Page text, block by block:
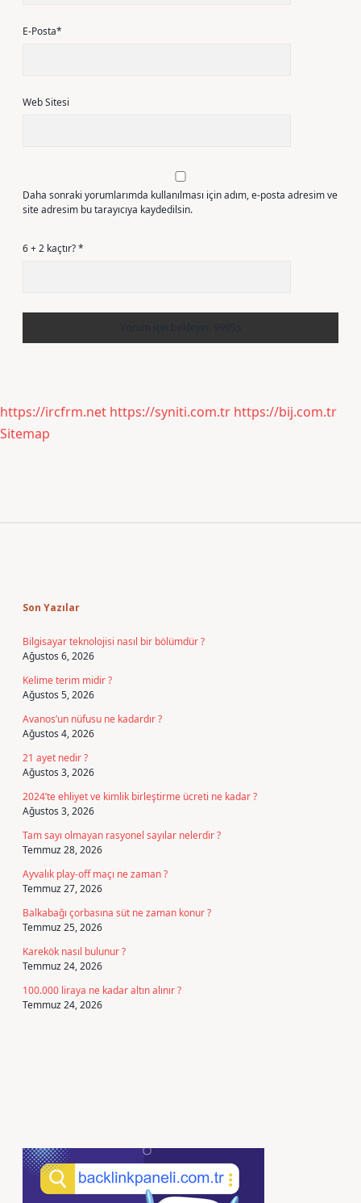
E-Posta*
Web Sitesi
Daha sonraki yorumlarımda kullanılması için adım, e-posta adresim ve
site adresim bu tarayıcıya kaydedilsin.
6 + 2 kaçtır?*
https://ircfrm.net https://syniti.com.tr https://bij.com.tr
Sitemap
Son Yazılar
Bilgisayar teknolojisi nasıl bir bölümdür ?
Ağustos 6, 2026
Kelime terim midir ?
Ağustos 5, 2026
Avanos’un nüfusu ne kadardır ?
Ağustos 4, 2026
21 ayet nedir ?
Ağustos 3, 2026
2024’te ehliyet ve kimlik birleştirme ücreti ne kadar ?
Ağustos 3, 2026
Tam sayı olmayan rasyonel sayılar nelerdir ?
Temmuz 28, 2026
Ayvalık play-off maçı ne zaman ?
Temmuz 27, 2026
Balkabağı çorbasına süt ne zaman konur ?
Temmuz 25, 2026
Karekök nasıl bulunur ?
Temmuz 24, 2026
100.000 liraya ne kadar altın alınır ?
Temmuz 24, 2026